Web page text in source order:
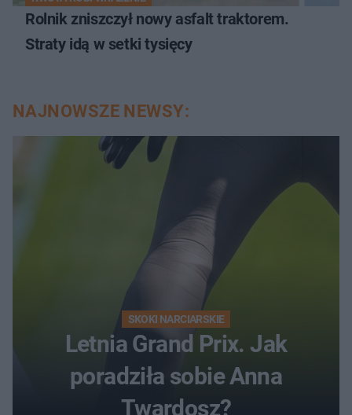
Rolnik zniszczył nowy asfalt traktorem.
Straty idą w setki tysięcy
NAJNOWSZE NEWSY:
SKOKI NARCIARSKIE
Letnia Grand Prix. Jak
poradziła sobie Anna
Twardosz?